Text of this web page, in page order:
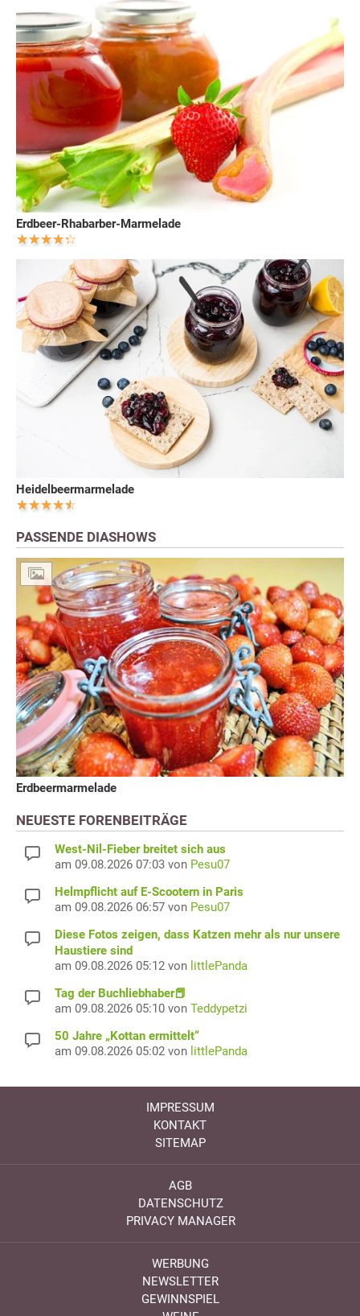
Erdbeer-Rhabarber-Marmelade
Heidelbeermarmelade
PASSENDE DIASHOWS
Erdbeermarmelade
NEUESTE FORENBEITRÄGE
West-Nil-Fieber breitet sich aus
am 09.08.2026 07:03 von Pesu07
Helmpflicht auf E-Scootern in Paris
am 09.08.2026 06:57 von Pesu07
Diese Fotos zeigen, dass Katzen mehr als nur unsere
Haustiere sind
am 09.08.2026 05:12 von littlePanda
Tag der Buchliebhaber📕
am 09.08.2026 05:10 von Teddypetzi
50 Jahre „Kottan ermittelt“
am 09.08.2026 05:02 von littlePanda
IMPRESSUM
KONTAKT
SITEMAP
AGB
DATENSCHUTZ
PRIVACY MANAGER
WERBUNG
NEWSLETTER
GEWINNSPIEL